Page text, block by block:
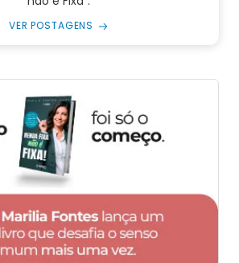
VER POSTAGENS